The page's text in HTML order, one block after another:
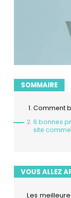
SOMMAIRE
Comment
6 bonnes
site
VOUS ALLEZ
Les